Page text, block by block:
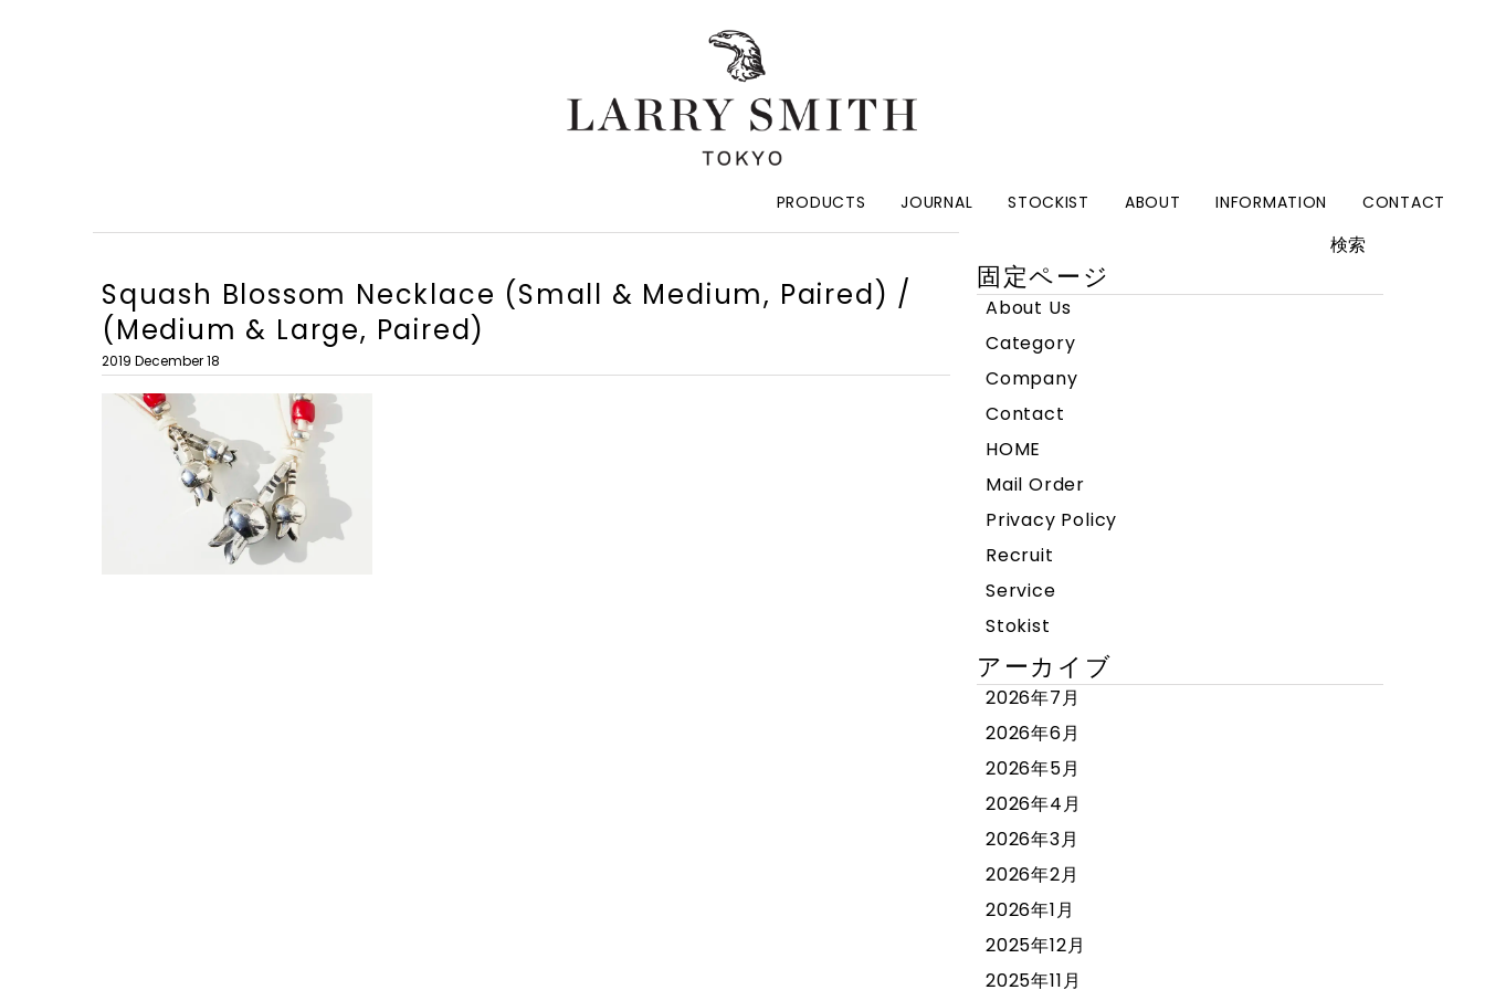
PRODUCTS JOURNAL STOCKIST ABOUT INFORMATION CONTACT
Squash Blossom Necklace (Small & Medium, Paired) /
(Medium & Large, Paired)
2019 December 18
索:
固定ページ
About Us
Category
Company
Contact
HOME
Mail Order
Privacy Policy
Recruit
Service
Stokist
アーカイブ
2026年7月
2026年6月
2026年5月
2026年4月
2026年3月
2026年2月
2026年1月
2025年12月
2025年11月